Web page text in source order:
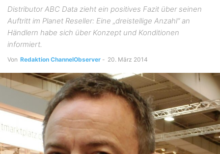
Distributor ABC Data zieht ein positives Fazit über seinen
Auftritt im Planet Reseller: Eine „dreistellige Anzahl“ an
Händlern habe sich über Konzept und Konditionen
informiert.
Von Redaktion ChannelObserver - 20. März 2014